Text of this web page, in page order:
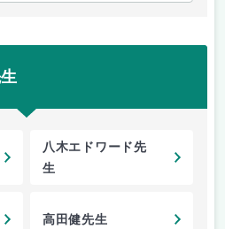
八木エドワード先
生
高田健先生